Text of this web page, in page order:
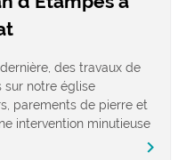
des travaux de
sur notre église
parements de pierre et
intervention minutieuse
keyboard_arrow_right